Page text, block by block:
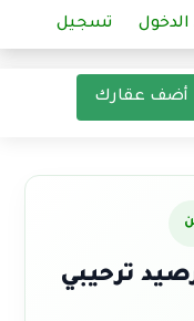
تسجيل
تسجيل
أضف عقارك
ترحيبي